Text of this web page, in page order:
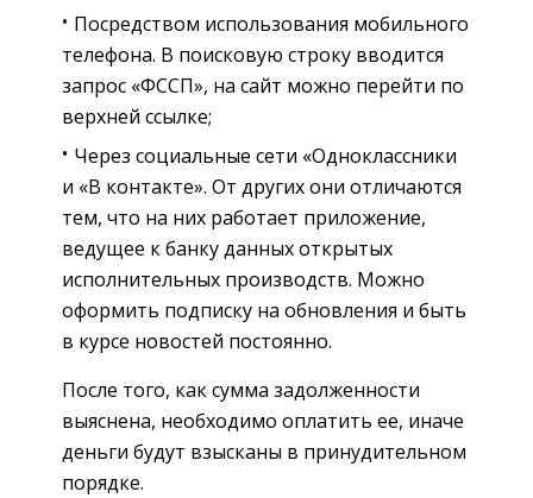
Посредством использования мобильного
телефона. В поисковую строку вводится
запрос «ФССП», на сайт можно перейти по
верхней ссылке;
Через социальные сети «Одноклассники
и «В контакте». От других они отличаются
тем, что на них работает приложение,
ведущее к банку данных открытых
исполнительных производств. Можно
оформить подписку на обновления и быть
в курсе новостей постоянно.
После того, как сумма задолженности
выяснена, необходимо оплатить ее, иначе
деньги будут взысканы в принудительном
порядке.